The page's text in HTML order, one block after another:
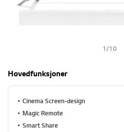
1 /10
Hovedfunksjoner
Cinema Screen-design
Magic Remote
Smart Share